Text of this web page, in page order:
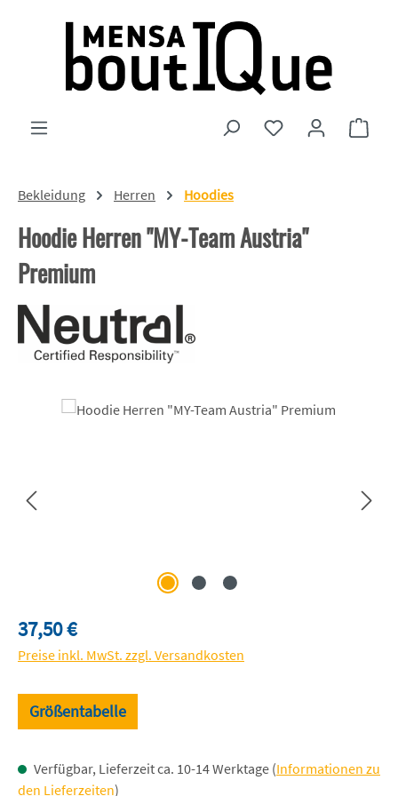
Zum Hauptinhalt springen
Du hast 0
Bekleidung Herren Hoodies
Hoodie Herren "MY-Team Austria"
Premium
Bildergalerie überspringen
Regulärer Preis:
37,50 €
Preise inkl. MwSt. zzgl. Versandkosten
Größentabelle
Verfügbar, Lieferzeit ca. 10-14 Werktage (Informationen zu
den Lieferzeiten)